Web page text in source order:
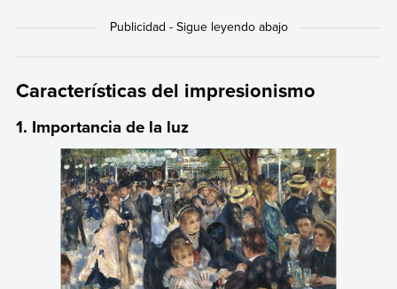
Características del impresionismo
1. Importancia de la luz